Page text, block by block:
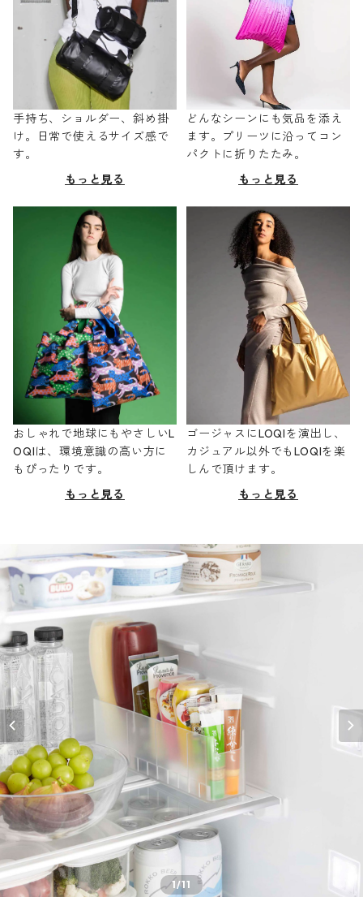
手持ち、ショルダー、斜め掛
け。日常で使えるサイズ感で
す。
もっと見る
どんなシーンにも気品を添え
ます。プリーツに沿ってコン
パクトに折りたたみ。
もっと見る
おしゃれで地球にもやさしいL
OQIは、環境意識の高い方に
もぴったりです。
もっと見る
ゴージャスにLOQIを演出し、
カジュアル以外でもLOQIを楽
しんで頂けます。
もっと見る
1/11